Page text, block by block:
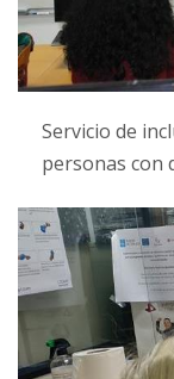
Servicio de
personas con